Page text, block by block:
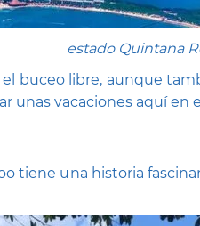
estado Quintana
buceo libre, aunque
unas vacaciones aquí en
tiene una historia